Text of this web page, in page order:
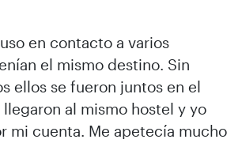
en contacto a varios
el mismo destino. Sin
ellos se fueron juntos en el
al mismo hostel y yo
mi cuenta. Me apetecía mucho